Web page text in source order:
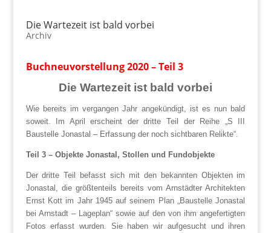
Die Wartezeit ist bald vorbei
Archiv
Buchneuvorstellung 2020 – Teil 3
Die Wartezeit ist bald vorbei
Wie bereits im vergangen Jahr angekündigt, ist es nun bald
soweit. Im April erscheint der dritte Teil der Reihe „S III
Baustelle Jonastal – Erfassung der noch sichtbaren Relikte“.
Teil 3 – Objekte Jonastal, Stollen und Fundobjekte
Der dritte Teil befasst sich mit den bekannten Objekten im
Jonastal, die größtenteils bereits vom Arnstädter Architekten
Ernst Kott im Jahr 1945 auf seinem Plan „Baustelle Jonastal
bei Arnstadt – Lageplan“ sowie auf den von ihm angefertigten
Fotos erfasst wurden. Sie haben wir aufgesucht und ihren